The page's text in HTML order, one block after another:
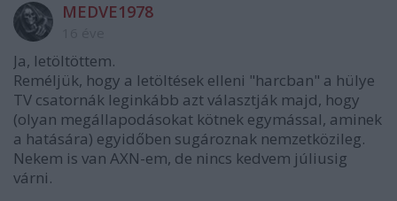
MEDVE1978
Ja, letöltöttem.
Reméljük, hogy a letöltések elleni "harcban" a hülye
TV csatornák leginkább azt választják majd, hogy
(olyan megállapodásokat kötnek egymással, aminek
a hatására) egyidőben sugároznak nemzetközileg.
Nekem is van AXN-em, de nincs kedvem júliusig
várni.